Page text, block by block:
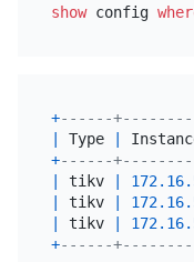
show config
+------
|
Type |
+------
|
tikv | 172.16
|
tikv | 172.16
|
tikv | 172.16
+------